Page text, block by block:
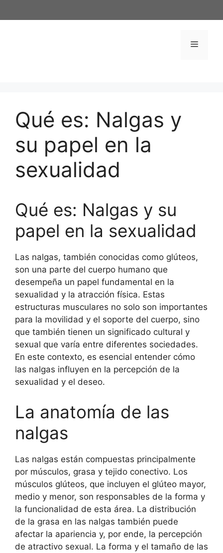
al
Menú
Qué es: Nalgas y
su papel en la
sexualidad
Qué es: Nalgas y su
papel en la sexualidad
Las nalgas, también conocidas como glúteos,
son una parte del cuerpo humano que
desempeña un papel fundamental en la
sexualidad y la atracción física. Estas
estructuras musculares no solo son importantes
para la movilidad y el soporte del cuerpo, sino
que también tienen un significado cultural y
sexual que varía entre diferentes sociedades.
En este contexto, es esencial entender cómo
las nalgas influyen en la percepción de la
sexualidad y el deseo.
La anatomía de las
nalgas
Las nalgas están compuestas principalmente
por músculos, grasa y tejido conectivo. Los
músculos glúteos, que incluyen el glúteo mayor,
medio y menor, son responsables de la forma y
la funcionalidad de esta área. La distribución
de la grasa en las nalgas también puede
afectar la apariencia y, por ende, la percepción
de atractivo sexual. La forma y el tamaño de las